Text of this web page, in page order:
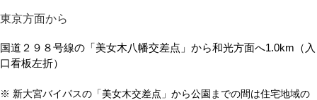
東京方面から
国道２９８号線の「美女木八幡交差点」から和光方面へ1.0km（入
口看板左折）
※ 新大宮バイパスの「美女木交差点」から公園までの間は住宅地域の